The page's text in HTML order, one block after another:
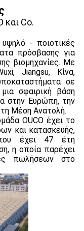
και Co.
- ποιοτικές
πρόσβασης για
βιομηχανίες. Με
Jiangsu, Κίνα,
σε
σφαιρική βάση
στην Ευρώπη, την
τη Μέση Ανατολή.
OUCO έχει το
και κατασκευής,
που έχει 47 έτη
η οποία παρέχει
πωλήσεων στο